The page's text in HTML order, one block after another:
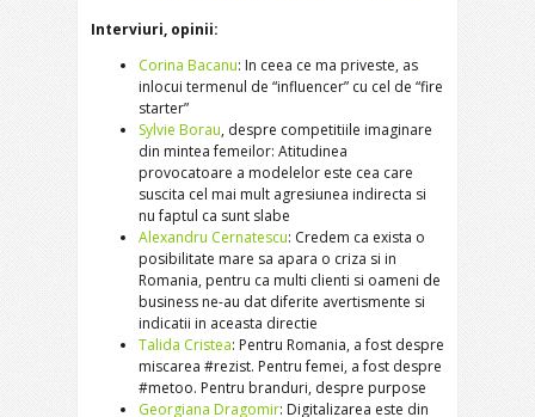
Interviuri, opinii:
Corina Bacanu: In ceea ce ma priveste, as
inlocui termenul de “influencer” cu cel de “fire
starter”
Sylvie Borau, despre competitiile imaginare
din mintea femeilor: Atitudinea
provocatoare a modelelor este cea care
suscita cel mai mult agresiunea indirecta si
nu faptul ca sunt slabe
Alexandru Cernatescu: Credem ca exista o
posibilitate mare sa apara o criza si in
Romania, pentru ca multi clienti si oameni de
business ne-au dat diferite avertismente si
indicatii in aceasta directie
Talida Cristea: Pentru Romania, a fost despre
miscarea #rezist. Pentru femei, a fost despre
#metoo. Pentru branduri, despre purpose
Georgiana Dragomir: Digitalizarea este din